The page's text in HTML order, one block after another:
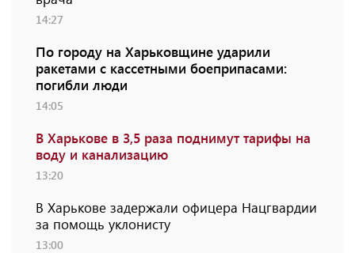
14:27
По городу на Харьковщине ударили
ракетами с кассетными боеприпасами:
погибли люди
14:05
В Харькове в 3,5 раза поднимут тарифы на
воду и канализацию
13:20
В Харькове задержали офицера Нацгвардии
за помощь уклонисту
13:00